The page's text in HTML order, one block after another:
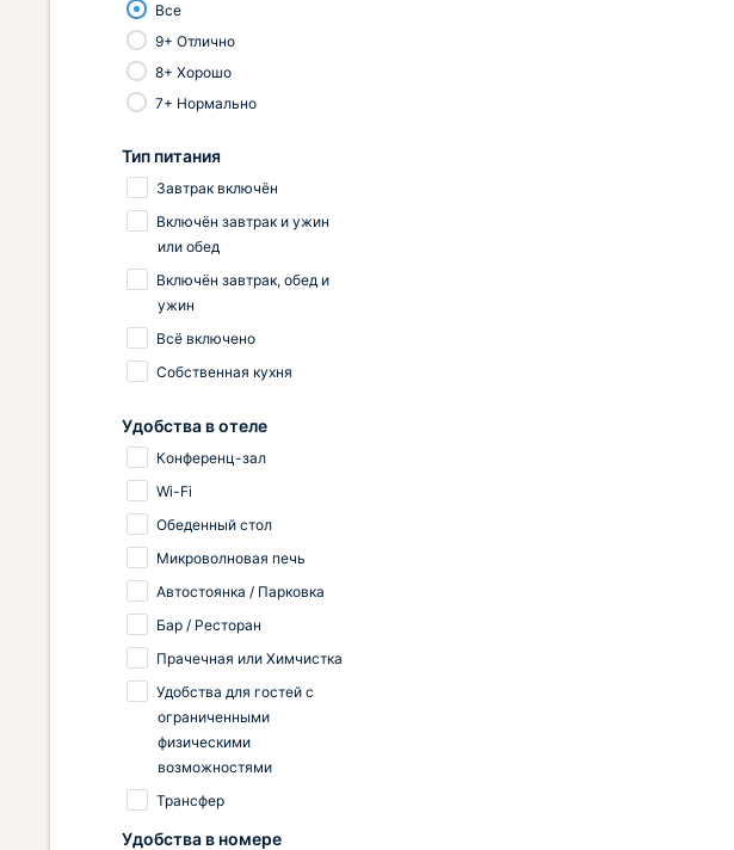
Все
9+ Отлично
8+ Хорошо
7+ Нормально
Тип питания
Завтрак включён
Включён завтрак и ужин
или обед
Включён завтрак, обед и
ужин
Всё включено
Собственная кухня
Удобства в отеле
Конференц-зал
Wi-Fi
Обеденный стол
Микроволновая печь
Автостоянка / Парковка
Бар / Ресторан
Прачечная или Химчистка
Удобства для гостей с
ограниченными
физическими
возможностями
Трансфер
Удобства в номере